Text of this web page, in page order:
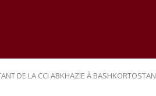
DE LA CCI ABKHAZIE À BASHKORTOSTAN